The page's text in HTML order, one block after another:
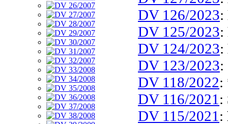
DV 126/2023:
DV 125/2023:
DV 124/2023:
DV 123/2023:
DV 118/2022:
DV 116/2021 :
DV 115/2021 :